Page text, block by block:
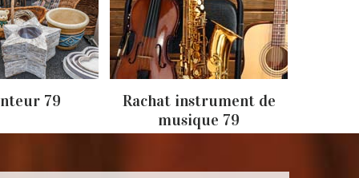
79
Rachat instrument de
musique 79